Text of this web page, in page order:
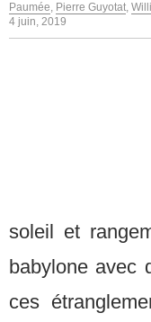
Paumée, Pierre Guyotat,
4 juin, 2019
soleil et
babylone avec
ces